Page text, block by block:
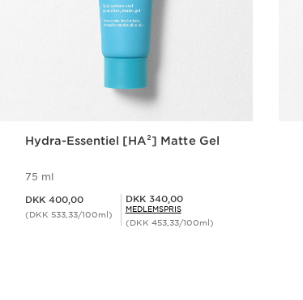
Hydra-Essentiel [HA²] Matte Gel
75 ml
DKK 400,00
(DKK 533,33/100ml)
Medlemspris DKK 340,00
DKK 340,00
MEDLEMSPRIS
(DKK 453,33/100ml)